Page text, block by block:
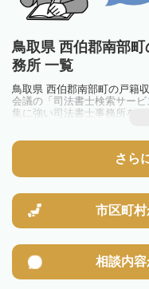
鳥取県 西伯郡南部
務所 一覧
鳥取県 西伯郡南部町の戸籍
会議の「司法書士検索サー
集に強い司法書士事務所を
やお悩みを抱えている方は
さら
市区町村
相談内容